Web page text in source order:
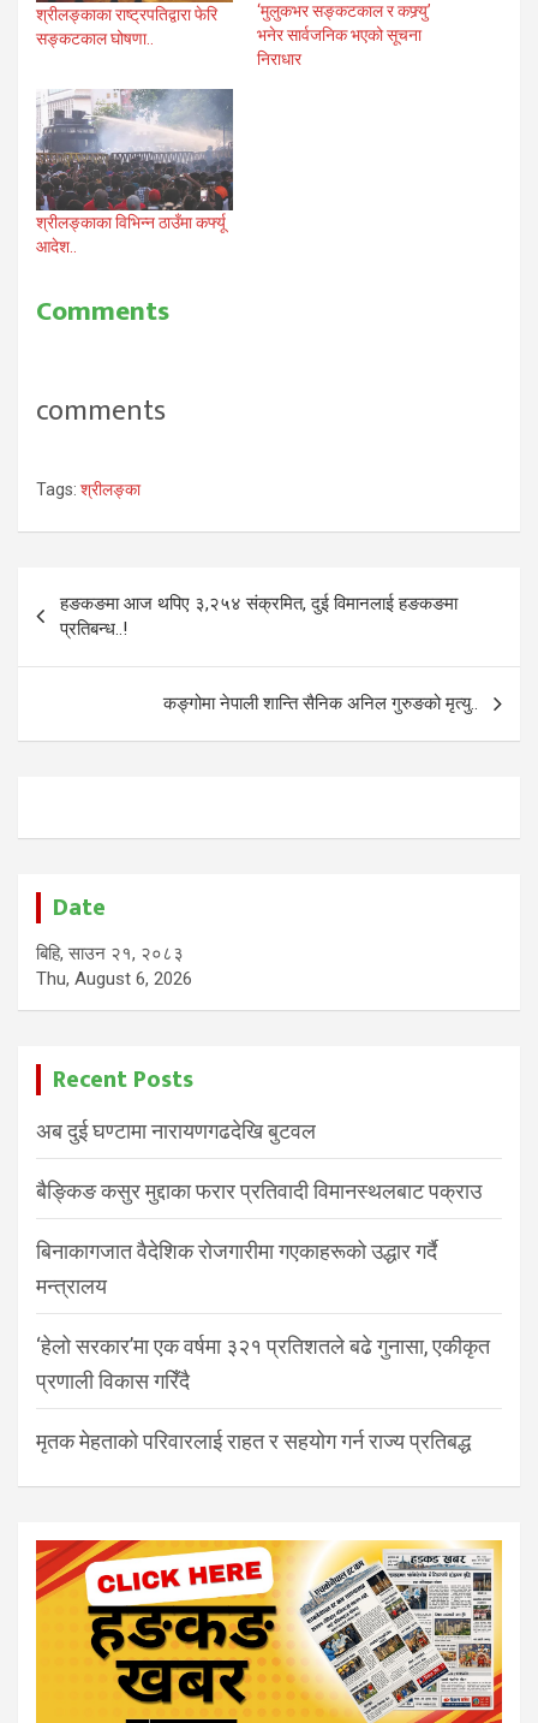
श्रीलङ्काका राष्ट्रपतिद्वारा फेरि
सङ्कटकाल घोषणा..
‘मुलुकभर सङ्कटकाल र कफ्र्यु’
भनेर सार्वजनिक भएको सूचना
निराधार
श्रीलङ्काका विभिन्न ठाउँमा कर्फ्यू
आदेश..
Comments
comments
Tags: श्रीलङ्का
Post
navigation
हङकङमा आज थपिए ३,२५४ संक्रमित, दुई विमानलाई हङकङमा
प्रतिबन्ध..!
कङ्गोमा नेपाली शान्ति सैनिक अनिल गुरुङको मृत्यु..
Date
बिहि, साउन २१, २०८३
Thu, August 6, 2026
Recent Posts
अब दुई घण्टामा नारायणगढदेखि बुटवल
बैङ्किङ कसुर मुद्दाका फरार प्रतिवादी विमानस्थलबाट पक्राउ
बिनाकागजात वैदेशिक रोजगारीमा गएकाहरूको उद्धार गर्दै
मन्त्रालय
‘हेलो सरकार’मा एक वर्षमा ३२१ प्रतिशतले बढे गुनासा, एकीकृत
प्रणाली विकास गरिँदै
मृतक मेहताको परिवारलाई राहत र सहयोग गर्न राज्य प्रतिबद्ध